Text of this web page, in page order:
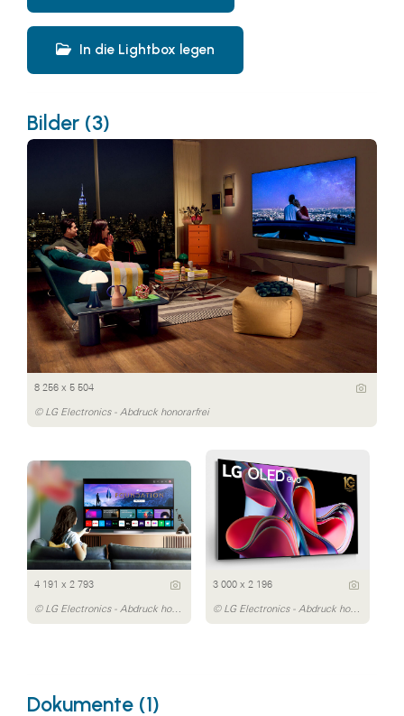
In die Lightbox legen
Bilder (3)
8 256 x 5 504
© LG Electronics - Abdruck honorarfrei
4 191 x 2 793
© LG Electronics - Abdruck honorarfrei
3 000 x 2 196
© LG Electronics - Abdruck honorarfrei
Dokumente (1)